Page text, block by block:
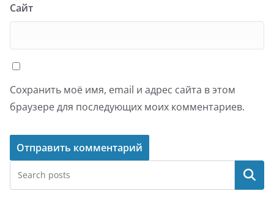
Сайт
Сохранить моё имя, email и адрес сайта в этом
браузере для последующих моих комментариев.
Поиск